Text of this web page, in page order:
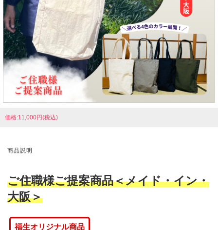
価格:11,000円(税込)
商品説明
ご住職様ご提案商品＜メイド・イン・
大阪＞
福生オリジナル商品